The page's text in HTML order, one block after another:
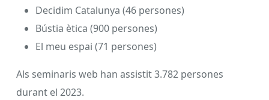
Decidim Catalunya (46 persones)
Bústia ètica (900 persones)
El meu espai (71 persones)
Als seminaris web han assistit 3.782 persones
durant el 2023.